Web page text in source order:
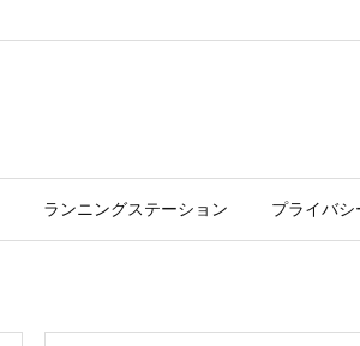
ランニングステーション プライバ